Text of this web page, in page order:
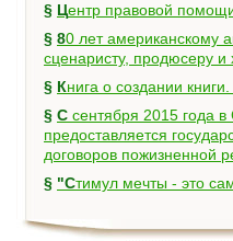
§
Центр правовой
§ 80 лет американскому актёру, кинорежиссёру,
сценаристу, продюсеру и
§
Книга о создании
§ С сентября 2015 года в Санкт-Петербурге
предоставляется
договоров пожизненной
§
"Стимул мечты - это